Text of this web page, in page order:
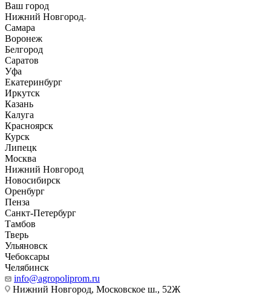
Ваш город
Нижний Новгород
Самара
Воронеж
Белгород
Саратов
Уфа
Екатеринбург
Иркутск
Казань
Калуга
Красноярск
Курск
Липецк
Москва
Нижний Новгород
Новосибирск
Оренбург
Пенза
Санкт-Петербург
Тамбов
Тверь
Ульяновск
Чебоксары
Челябинск
info@agropoliprom.ru
Нижний Новгород, Московское ш., 52Ж